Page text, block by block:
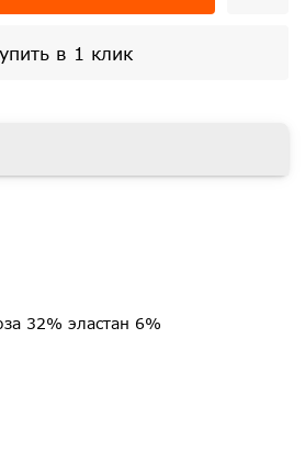
в 1 клик
32% эластан 6%